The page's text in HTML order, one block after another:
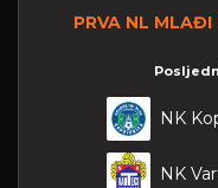
PRVA NL MLAĐI
NK
NK